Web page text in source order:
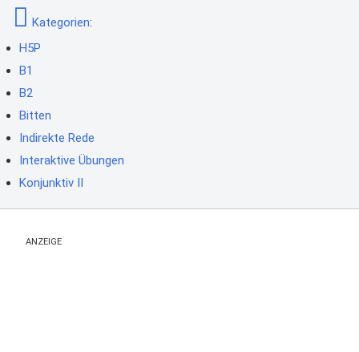
Kategorien:
H5P
B1
B2
Bitten
Indirekte Rede
Interaktive Übungen
Konjunktiv II
ANZEIGE